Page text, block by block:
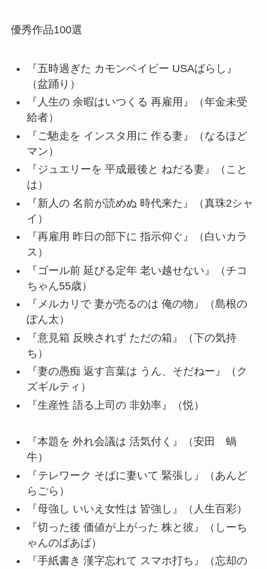
優秀作品100選
『五時過ぎた カモンベイビー USAばらし』
（盆踊り）
『人生の 余暇はいつくる 再雇用』（年金未受
給者）
『ご馳走を インスタ用に 作る妻』（なるほど
マン）
『ジュエリーを 平成最後と ねだる妻』（こと
は）
『新人の 名前が読めぬ 時代来た』（真珠2シャ
イ）
『再雇用 昨日の部下に 指示仰ぐ』（白いカラ
ス）
『ゴール前 延びる定年 老い越せない』（チコ
ちゃん55歳）
『メルカリで 妻が売るのは 俺の物』（島根の
ぽん太）
『意見箱 反映されず ただの箱』（下の気持
ち）
『妻の愚痴 返す言葉は うん、そだねー』（ク
ズギルティ）
『生産性 語る上司の 非効率』（悦）
『本題を 外れ会議は 活気付く』（安田 蝸
牛）
『テレワーク そばに妻いて 緊張し』（あんど
らごら）
『母強し いいえ女性は 皆強し』（人生百彩）
『切った後 価値が上がった 株と彼』（しーち
ゃんのばあば）
『手紙書き 漢字忘れて スマホ打ち』（忘却の